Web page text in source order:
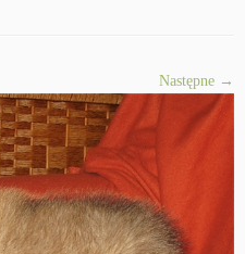
Następne →